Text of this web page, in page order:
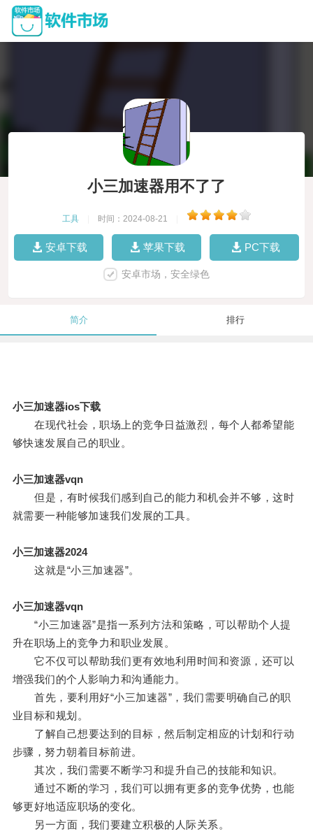
小三加速器用不了了
工具 时间：2024-08-21
安卓下载 苹果下载 PC下载
安卓市场，安全绿色
简介 排行
小三加速器ios下载
在现代社会，职场上的竞争日益激烈，每个人都希望能
够快速发展自己的职业。
小三加速器vqn
但是，有时候我们感到自己的能力和机会并不够，这时
就需要一种能够加速我们发展的工具。
小三加速器2024
这就是“小三加速器”。
小三加速器vqn
“小三加速器”是指一系列方法和策略，可以帮助个人提
升在职场上的竞争力和职业发展。
它不仅可以帮助我们更有效地利用时间和资源，还可以
增强我们的个人影响力和沟通能力。
首先，要利用好“小三加速器”，我们需要明确自己的职
业目标和规划。
了解自己想要达到的目标，然后制定相应的计划和行动
步骤，努力朝着目标前进。
其次，我们需要不断学习和提升自己的技能和知识。
通过不断的学习，我们可以拥有更多的竞争优势，也能
够更好地适应职场的变化。
另一方面，我们要建立积极的人际关系。